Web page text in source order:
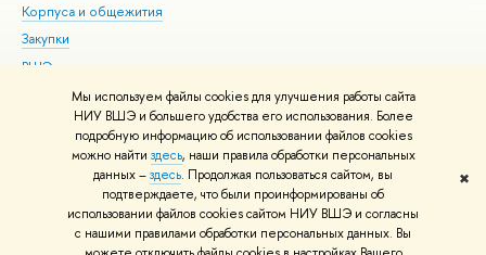
Мы используем файлы cookies для улучшения работы сайта
НИУ ВШЭ и большего удобства его использования. Более
подробную информацию об использовании файлов cookies
можно найти здесь, наши правила обработки персональных
данных –здесь. Продолжая пользоваться сайтом, вы
подтверждаете, что были проинформированы об
использовании файлов cookies сайтом НИУ ВШЭ и согласны
с нашими правилами обработки персональных данных. Вы
✖
Корпуса и общежития
Закупки
ВШЭ для студентов с ограниченными возможностями
здоровья и инвалидностью
Версия для слабовидящих
Единая платежная страница
© НИУ ВШЭ 1993–2026 Адреса и контакты Условия использования
материалов Политика конфиденциальности Карта сайта